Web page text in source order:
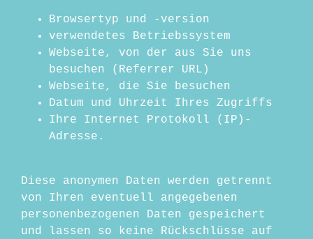
Browsertyp und -version
verwendetes Betriebssystem
Webseite, von der aus Sie uns
besuchen (Referrer URL)
Webseite, die Sie besuchen
Datum und Uhrzeit Ihres Zugriffs
Ihre Internet Protokoll (IP)-
Adresse.
Diese anonymen Daten werden getrennt
von Ihren eventuell angegebenen
personenbezogenen Daten gespeichert
und lassen so keine Rückschlüsse auf